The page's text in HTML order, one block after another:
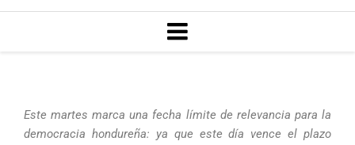
MENU
Este martes marca una fecha límite de relevancia para la
democracia hondureña: ya que este día vence el plazo